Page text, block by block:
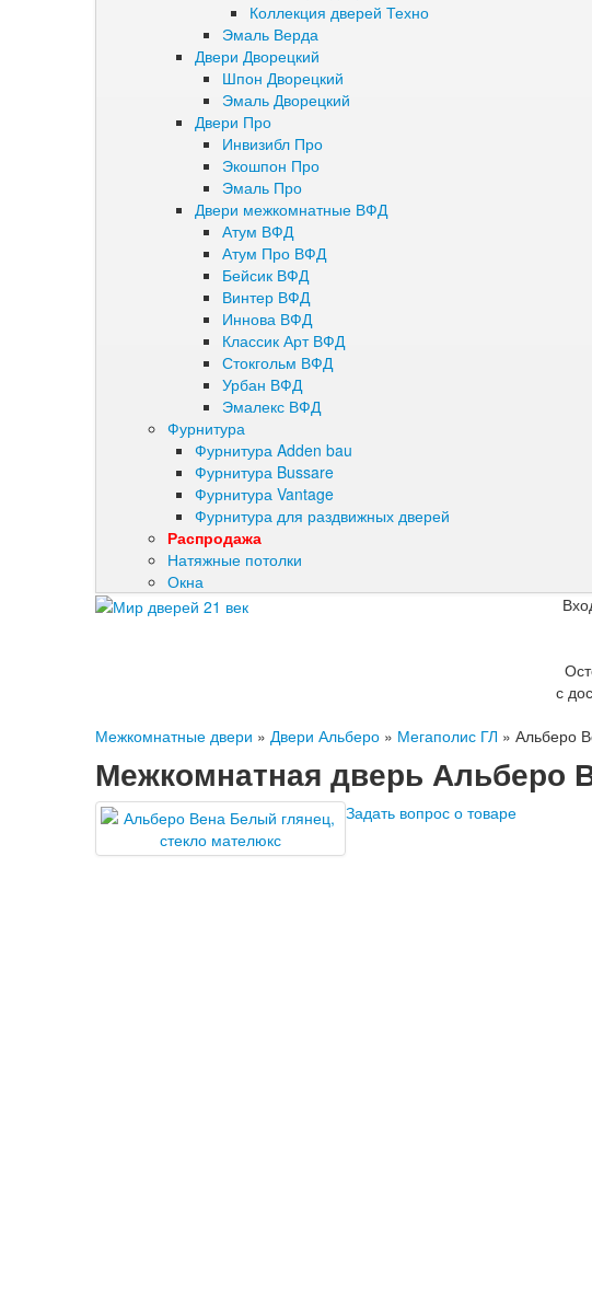
Коллекция дверей Техно
Эмаль Верда
Двери Дворецкий
Шпон Дворецкий
Эмаль Дворецкий
Двери Про
Инвизибл Про
Экошпон Про
Эмаль Про
Двери межкомнатные ВФД
Атум ВФД
Атум Про ВФД
Бейсик ВФД
Винтер ВФД
Иннова ВФД
Классик Арт ВФД
Стокгольм ВФД
Урбан ВФД
Эмалекс ВФД
Фурнитура
Фурнитура Adden bau
Фурнитура Bussare
Фурнитура Vantage
Фурнитура для раздвижных дверей
Распродажа
Натяжные потолки
Окна
с
Межкомнатные двери » Двери Альберо » Мегаполис ГЛ » Альберо
Межкомнатная дверь Альберо
Задать вопрос о товаре